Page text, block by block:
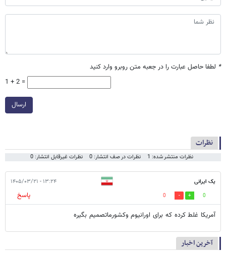
* لطفا حاصل عبارت را در جعبه متن روبرو وارد کنید
1 + 2 =
ارسال
نظرات
نظرات منتشر شده: 1 نظرات در صف انتشار: 0 نظرات غیرقابل انتشار: 0
یک ایرانی ۱۳:۲۴ - ۱۴۰۵/۰۳/۲۱
0
0
پاسخ
آمریکا غلط کرده که برای اورانیوم وکشورماتصمیم بگیره
آخرین اخبار